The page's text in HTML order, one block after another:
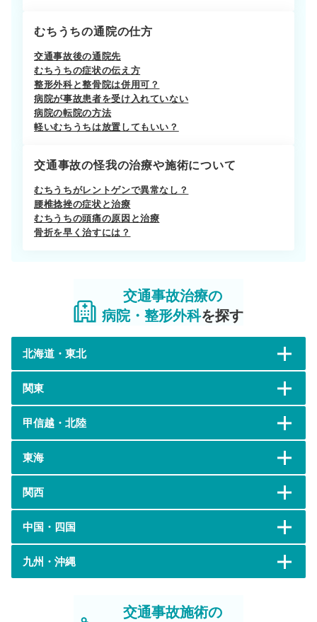
むちうちの通院の仕方
交通事故後の通院先
むちうちの症状の伝え方
整形外科と整骨院は併用可？
病院が事故患者を受け入れていない
病院の転院の方法
軽いむちうちは放置してもいい？
交通事故の怪我の治療や施術について
むちうちがレントゲンで異常なし？
腰椎捻挫の症状と治療
むちうちの頭痛の原因と治療
骨折を早く治すには？
交通事故治療の
病院・整形外科を探す
北海道・東北
関東
甲信越・北陸
東海
関西
中国・四国
九州・沖縄
交通事故施術の